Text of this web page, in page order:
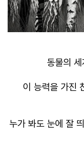
동물의
이 능력을 가진
누가 봐도 눈에 잘